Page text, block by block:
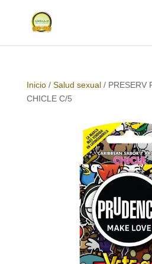
Inicio/ Salud sexual/ PRESERV
CHICLE C/5